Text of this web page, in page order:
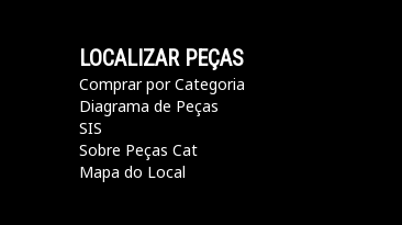
LOCALIZAR PEÇAS
Comprar por Categoria
Diagrama de Peças
SIS
Sobre Peças Cat
Mapa do Local